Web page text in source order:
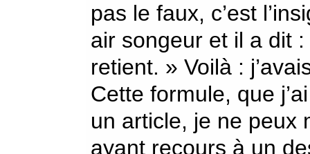
pas le faux, c’est
air songeur et il a dit
retient. » Voilà :
Cette formule, que
un article, je ne peux
ayant recours à un